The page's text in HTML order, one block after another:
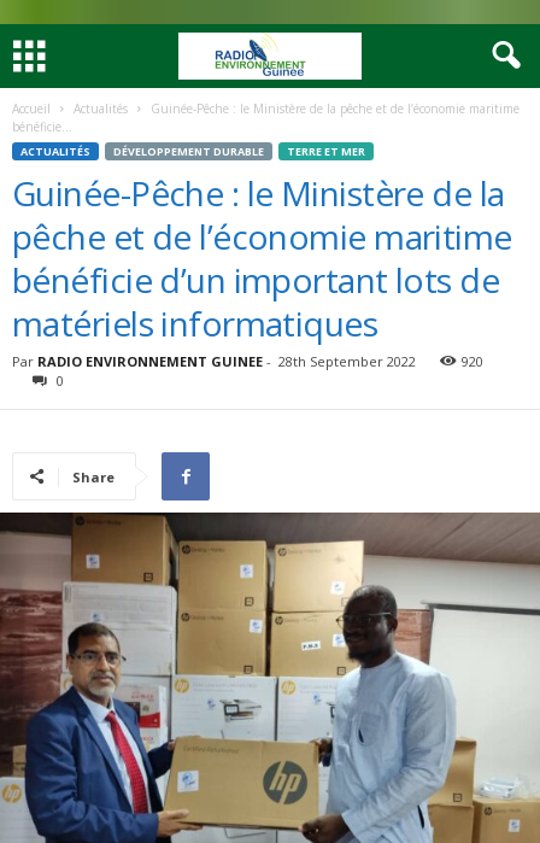
Accueil Actualités
Guinée-Pêche : le Ministère de la pêche et de l’économie maritime
bénéficie...
ACTUALITÉS DÉVELOPPEMENT DURABLE TERRE ET MER
Guinée-Pêche : le Ministère de la
pêche et de l’économie maritime
bénéficie d’un important lots de
matériels informatiques
Par RADIO ENVIRONNEMENT GUINEE - 28th September 2022
920
0
Share